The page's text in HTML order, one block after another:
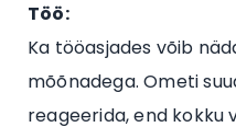
Töö:
Ka tööasjades võib
mõõnadega. Ometi
reageerida, end kokku